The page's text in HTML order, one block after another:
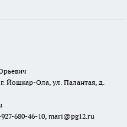
Йошкар-Ола, ул. Палантая, д.
680-46-10, mari@pg12.ru